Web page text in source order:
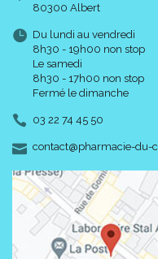
80300 Albert
Du lundi au vendredi
8h30 - 19h00 non stop
Le samedi
8h30 - 17h00 non stop
Fermé le dimanche
03 22 74 45 50
contact-
@-
pharmacie-du-